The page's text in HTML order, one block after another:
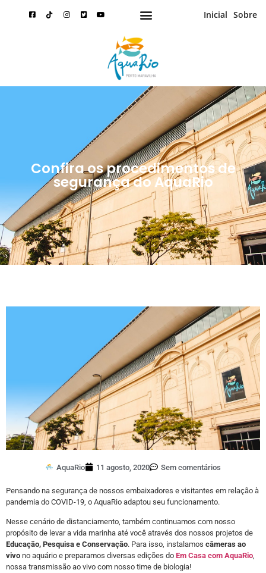
Inicial Sobre
Confira os procedimentos de
segurança do AquaRio
AquaRio 11 agosto, 2020 Sem comentários
Pensando na segurança de nossos embaixadores e visitantes em relação à
pandemia do COVID-19, o AquaRio adaptou seu funcionamento.
Nesse cenário de distanciamento, também continuamos com nosso
propósito de levar a vida marinha até você através dos nossos projetos de
Educação, Pesquisa e Conservação. Para isso, instalamos câmeras ao
vivo no aquário e preparamos diversas edições do Em Casa com AquaRio,
nossa transmissão ao vivo com nosso time de biologia!